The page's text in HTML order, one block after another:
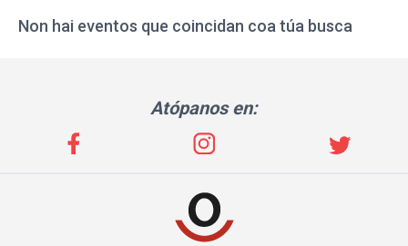
Non hai eventos que coincidan coa túa busca
Atópanos en: